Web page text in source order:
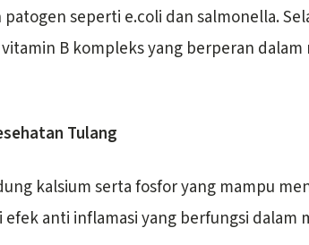
seperti e.coli dan salmonella.
B kompleks yang berperan dalam
Tulang
kalsium serta fosfor yang mampu
anti inflamasi yang berfungsi dalam